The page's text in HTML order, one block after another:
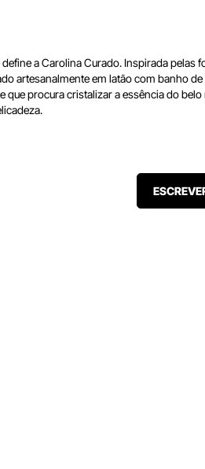
a Carolina Curado. Inspirada pelas
artesanalmente em latão com banho
procura cristalizar a essência do